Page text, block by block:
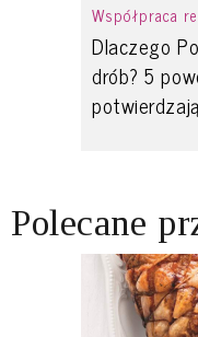
Współpraca
Dlaczego
drób? 5
Polecane